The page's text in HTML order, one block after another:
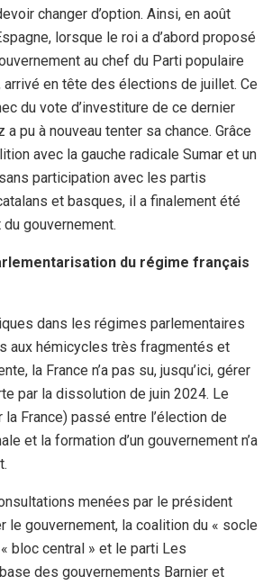
changer d’option. Ainsi, en août
lorsque le roi a d’abord proposé
au chef du Parti populaire
en tête des élections de juillet. Ce
du vote d’investiture de ce dernier
a pu à nouveau tenter sa chance. Grâce
avec la gauche radicale Sumar et un
participation avec les partis
et basques, il a finalement été
gouvernement.
du régime français
dans les régimes parlementaires
aux hémicycles très fragmentés et
la France n’a pas su, jusqu’ici, gérer
par la dissolution de juin 2024. Le
France) passé entre l’élection de
et la formation d’un gouvernement n’a
menées par le président
le gouvernement, la coalition du « socle
bloc central » et le parti Les
des gouvernements Barnier et